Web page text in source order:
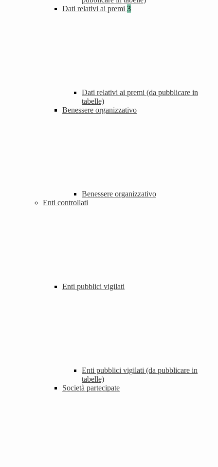
Dati relativi ai premi 3
Dati relativi ai premi (da pubblicare in
tabelle)
Benessere organizzativo
Benessere organizzativo
Enti controllati
Enti pubblici vigilati
Enti pubblici vigilati (da pubblicare in
tabelle)
Società partecipate